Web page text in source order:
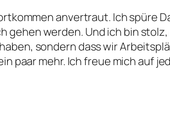
anvertraut. Ich spüre
gehen werden. Und ich bin
sondern dass wir
paar mehr. Ich freue mich auf